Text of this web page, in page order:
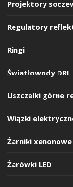
Projektory
Regulatory
Ringi
Światłowody DRL
Uszczelki górne
Wiązki
Żarniki xenonowe
Żarówki LED